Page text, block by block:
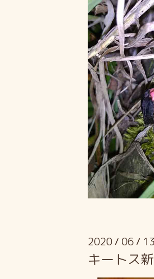
2020 / 06 /
キートス